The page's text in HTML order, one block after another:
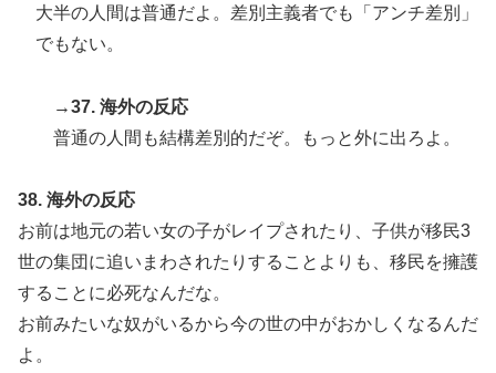
大半の人間は普通だよ。差別主義者でも「アンチ差別」
でもない。
→37. 海外の反応
普通の人間も結構差別的だぞ。もっと外に出ろよ。
38. 海外の反応
お前は地元の若い女の子がレイプされたり、子供が移民3
世の集団に追いまわされたりすることよりも、移民を擁護
することに必死なんだな。
お前みたいな奴がいるから今の世の中がおかしくなるんだ
よ。